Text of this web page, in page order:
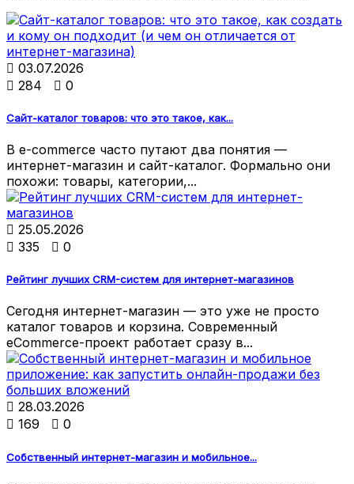
 03.07.2026
 284  0
Сайт-каталог товаров: что это такое, как...
В e-commerce часто путают два понятия —
интернет-магазин и сайт-каталог. Формально они
похожи: товары, категории,...
 25.05.2026
 335  0
Рейтинг лучших CRM-систем для интернет-магазинов
Сегодня интернет-магазин — это уже не просто
каталог товаров и корзина. Современный
eCommerce-проект работает сразу в...
 28.03.2026
 169  0
Собственный интернет-магазин и мобильное...